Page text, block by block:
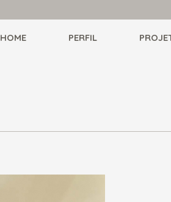
HOME PERFIL